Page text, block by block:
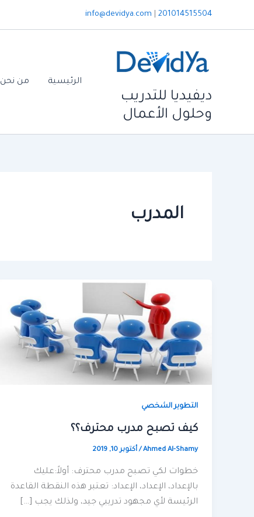
info@devidya.com 201014515504
ديفيديا للتدريب
وحلول الأعمال
الرئيسية من نحن
المدرب
التطوير الشخصي
كيف تصبح مدرب محترف؟؟
Ahmed Al-Shamy
/أكتوبر 10, 2019
خطوات لكي تصبح مدرب محترف: أولاً:عليك
بالإعداد، الإعداد، الإعداد: تعتبر هذه النقطة القاعدة
الرئيسة لأي مجهود تدريبي جيد، ولذلك يجب […]